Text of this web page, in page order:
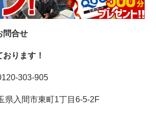
問合せ
ります！
303-905
入間市東町1丁目6-5-2F